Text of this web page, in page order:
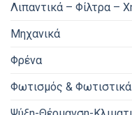
Λιπαντικά – Φίλτρα –
Μηχανικά
Φρένα
Φωτισμός & Φωτιστικά